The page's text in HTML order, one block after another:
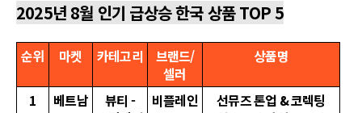
2025년 8월 인기 급상승 한국 상품 TOP 5
순위 마켓 카테고리
브랜드/
셀러
상품명
1 베트남
뷰티 -
비플레인
선뮤즈 톤업 & 코렉팅